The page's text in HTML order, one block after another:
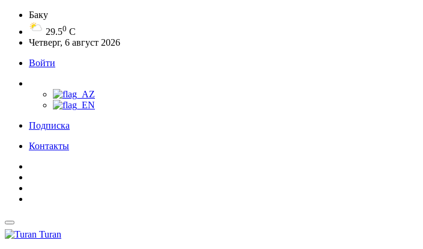
Баку
29.50 C
Четверг, 6 август 2026
Войти
Подписка
Контакты
Turan